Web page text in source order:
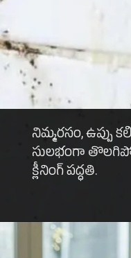
నిమ్మరసం, ఉప్పు
సులభంగా
క్లీనింగ్ పద్ధతి.